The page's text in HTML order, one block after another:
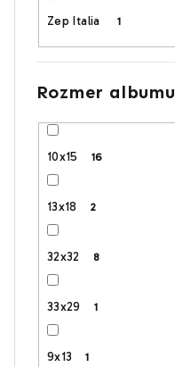
Zep Italia 1
Rozmer albumu
10x15 16
13x18 2
32x32 8
33x29 1
9x13 1